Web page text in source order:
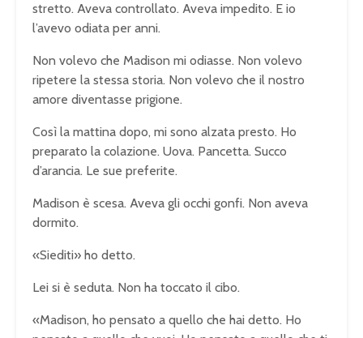
stretto. Aveva controllato. Aveva impedito. E io
l’avevo odiata per anni.
Non volevo che Madison mi odiasse. Non volevo
ripetere la stessa storia. Non volevo che il nostro
amore diventasse prigione.
Così la mattina dopo, mi sono alzata presto. Ho
preparato la colazione. Uova. Pancetta. Succo
d’arancia. Le sue preferite.
Madison è scesa. Aveva gli occhi gonfi. Non aveva
dormito.
«Siediti» ho detto.
Lei si è seduta. Non ha toccato il cibo.
«Madison, ho pensato a quello che hai detto. Ho